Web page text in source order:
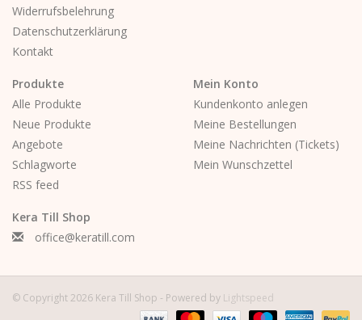
Widerrufsbelehrung
Datenschutzerklärung
Kontakt
Produkte
Alle Produkte
Neue Produkte
Angebote
Schlagworte
RSS feed
Mein Konto
Kundenkonto anlegen
Meine Bestellungen
Meine Nachrichten (Tickets)
Mein Wunschzettel
Kera Till Shop
office@keratill.com
© Copyright 2026 Kera Till Shop - Powered by Lightspeed